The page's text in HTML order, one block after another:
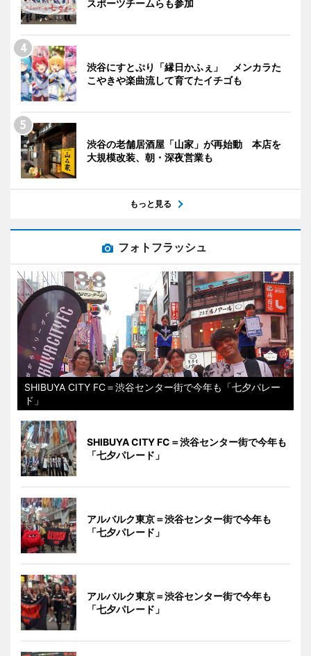
スポーツチームらも参加
渋谷にすとぷり「縁日かふぇ」 メンカラた
こやきや楽曲流して育てたイチゴも
渋谷の老舗居酒屋「山家」が再始動 本店を
大規模改装、朝・深夜営業も
もっと見る
フォトフラッシュ
SHIBUYA CITY FC＝渋谷センター街で今年も「七夕パレー
ド」
SHIBUYA CITY FC＝渋谷センター街で今年も
「七夕パレード」
アルバルク東京＝渋谷センター街で今年も
「七夕パレード」
アルバルク東京＝渋谷センター街で今年も
「七夕パレード」